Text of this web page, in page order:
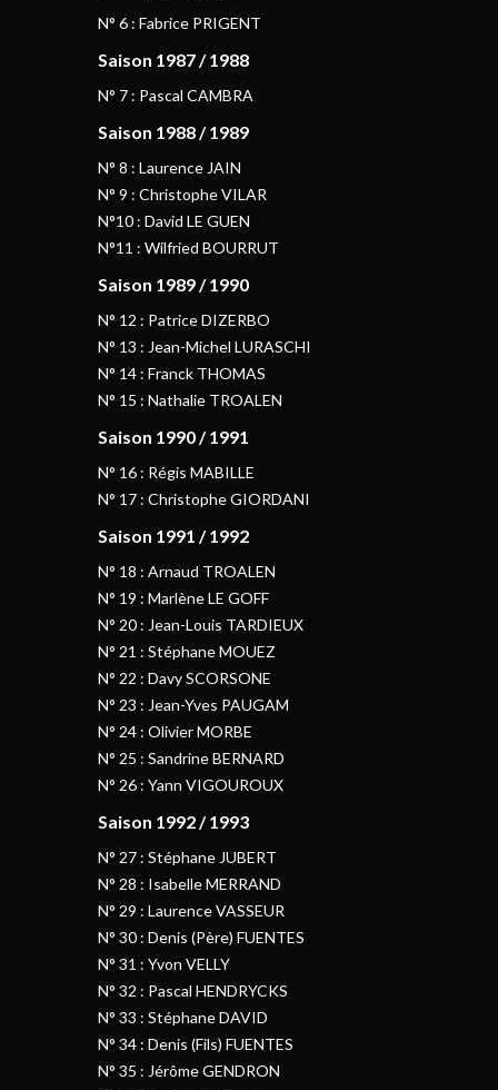
N° 6 : Fabrice PRIGENT
Saison 1987 / 1988
N° 7 : Pascal CAMBRA
Saison 1988 / 1989
N° 8 : Laurence JAIN
N° 9 : Christophe VILAR
N°10 : David LE GUEN
N°11 : Wilfried BOURRUT
Saison 1989 / 1990
N° 12 : Patrice DIZERBO
N° 13 : Jean-Michel LURASCHI
N° 14 : Franck THOMAS
N° 15 : Nathalie TROALEN
Saison 1990 / 1991
N° 16 : Régis MABILLE
N° 17 : Christophe GIORDANI
Saison 1991 / 1992
N° 18 : Arnaud TROALEN
N° 19 : Marlène LE GOFF
N° 20 : Jean-Louis TARDIEUX
N° 21 : Stéphane MOUEZ
N° 22 : Davy SCORSONE
N° 23 : Jean-Yves PAUGAM
N° 24 : Olivier MORBE
N° 25 : Sandrine BERNARD
N° 26 : Yann VIGOUROUX
Saison 1992 / 1993
N° 27 : Stéphane JUBERT
N° 28 : Isabelle MERRAND
N° 29 : Laurence VASSEUR
N° 30 : Denis (Père) FUENTES
N° 31 : Yvon VELLY
N° 32 : Pascal HENDRYCKS
N° 33 : Stéphane DAVID
N° 34 : Denis (Fils) FUENTES
N° 35 : Jérôme GENDRON